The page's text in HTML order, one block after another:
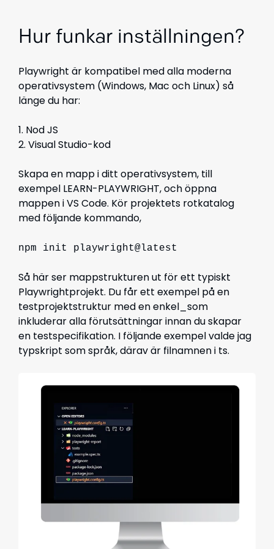
Hur funkar inställningen?
Playwright är kompatibel med alla moderna
operativsystem (Windows, Mac och Linux) så
länge du har:
1. Nod JS
2. Visual Studio-kod
Skapa en mapp i ditt operativsystem, till
exempel LEARN-PLAYWRIGHT, och öppna
mappen i VS Code. Kör projektets rotkatalog
med följande kommando,
npm init playwright@latest
Så här ser mappstrukturen ut för ett typiskt
Playwrightprojekt. Du får ett exempel på en
testprojektstruktur med en enkel_som
inkluderar alla förutsättningar innan du skapar
en testspecifikation. I följande exempel valde jag
typskript som språk, därav är filnamnen i ts.